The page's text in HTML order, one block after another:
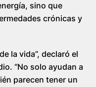
sino que
crónicas y
la vida”, declaró el
“No solo ayudan a
parecen tener un